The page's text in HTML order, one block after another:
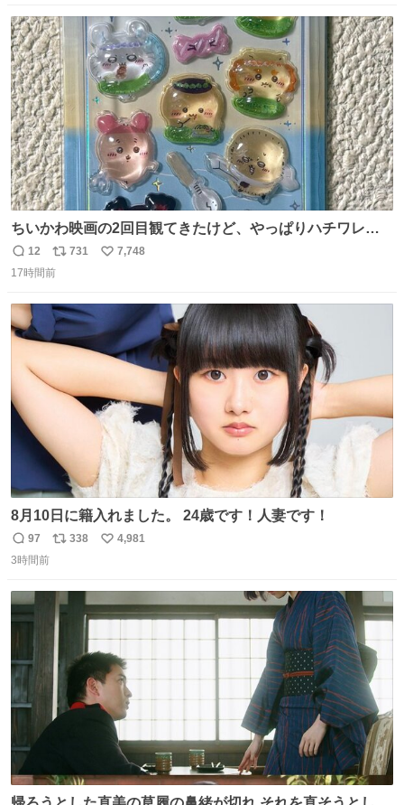
ト
数
数
ちいかわ映画の2回目観てきたけど、やっぱりハチワレの
「ハモりすごいよッ…」に対するちいかわの「エ゛ッ!?(い
まそんな場合じゃねぇだろお前よぉ)」が面白すぎる。
返
信
12
リ
ポ
ト
数
731
い
7,748
17時間前
8月10日に籍入れました。 24歳です！人妻です！
返
信
97
リ
ト
数
338
い
数
4,981
3時間前